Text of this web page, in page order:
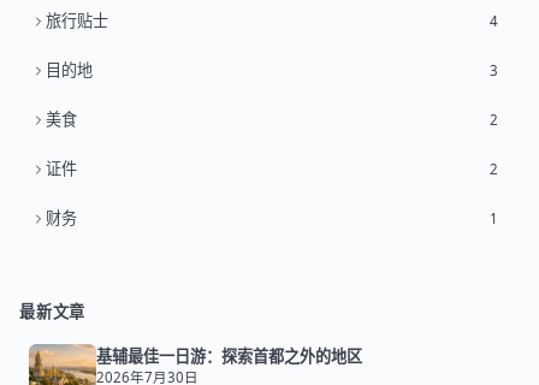
旅行贴士 4
目的地 3
美食 2
证件 2
财务 1
最新文章
基辅最佳一日游：探索首都之外的地区
2026年7月30日